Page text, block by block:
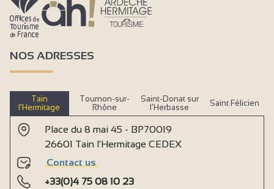
NOS ADRESSES
Tain
l’Hermitage
Tournon-sur-
Rhône
Saint-Donat sur
l’Herbasse
Saint Félicien
Place du 8 mai 45 - BP70019
26601 Tain l'Hermitage CEDEX
Contact us
+33(0)4 75 08 10 23